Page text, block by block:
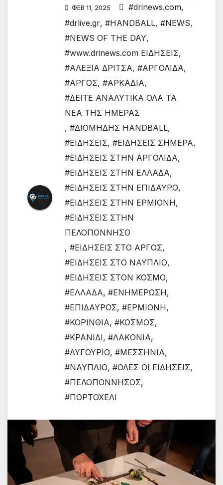
ΦΕΒ 11, 2025 #drinews.com,
#drlive.gr, #HANDBALL, #NEWS,
#NEWS OF THE DAY,
#www.drinews.com ΕΙΔΗΣΕΙΣ,
#ΑΛΕΞΙΑ ΔΡΙΤΣΑ, #ΑΡΓΟΛΙΔΑ,
#ΑΡΓΟΣ, #ΑΡΚΑΔΙΑ,
#ΔΕΙΤΕ ΑΝΑΛΥΤΙΚΑ ΟΛΑ ΤΑ
ΝΕΑ ΤΗΣ ΗΜΕΡΑΣ
, #ΔΙΟΜΗΔΗΣ HANDBALL,
#ΕΙΔΗΣΕΙΣ, #ΕΙΔΗΣΕΙΣ ΣΗΜΕΡΑ,
#ΕΙΔΗΣΕΙΣ ΣΤΗΝ ΑΡΓΟΛΙΔΑ,
#ΕΙΔΗΣΕΙΣ ΣΤΗΝ ΕΛΛΑΔΑ,
#ΕΙΔΗΣΕΙΣ ΣΤΗΝ ΕΠΙΔΑΥΡΟ,
#ΕΙΔΗΣΕΙΣ ΣΤΗΝ ΕΡΜΙΟΝΗ,
#ΕΙΔΗΣΕΙΣ ΣΤΗΝ
ΠΕΛΟΠΟΝΝΗΣΟ
, #ΕΙΔΗΣΕΙΣ ΣΤΟ ΑΡΓΟΣ,
#ΕΙΔΗΣΕΙΣ ΣΤΟ ΝΑΥΠΛΙΟ,
#ΕΙΔΗΣΕΙΣ ΣΤΟΝ ΚΟΣΜΟ,
#ΕΛΛΑΔΑ, #ΕΝΗΜΕΡΩΣΗ,
#ΕΠΙΔΑΥΡΟΣ, #ΕΡΜΙΟΝΗ,
#ΚΟΡΙΝΘΙΑ, #ΚΟΣΜΟΣ,
#ΚΡΑΝΙΔΙ, #ΛΑΚΩΝΙΑ,
#ΛΥΓΟΥΡΙΟ, #ΜΕΣΣΗΝΙΑ,
#ΝΑΥΠΛΙΟ, #ΟΛΕΣ ΟΙ ΕΙΔΗΣΕΙΣ,
#ΠΕΛΟΠΟΝΝΗΣΟΣ,
#ΠΟΡΤΟΧΕΛΙ